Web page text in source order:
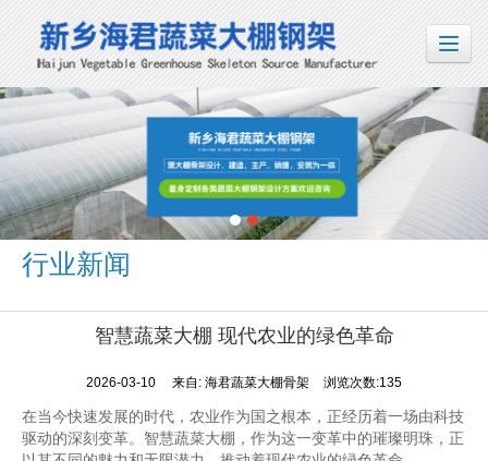
行业新闻
智慧蔬菜大棚 现代农业的绿色革命
2026-03-10 来自: 海君蔬菜大棚骨架 浏览次数:135
在当今快速发展的时代，农业作为国之根本，正经历着一场由科技
驱动的深刻变革。智慧蔬菜大棚，作为这一变革中的璀璨明珠，正